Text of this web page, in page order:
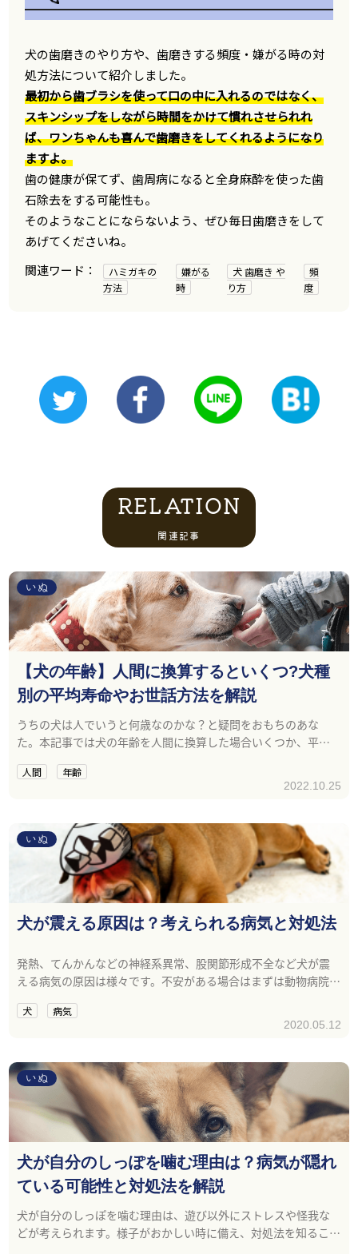
犬の歯磨きのやり方や、歯磨きする頻度・嫌がる時の対
処方法について紹介しました。
最初から歯ブラシを使って口の中に入れるのではなく、
スキンシップをしながら時間をかけて慣れさせられれ
ば、ワンちゃんも喜んで歯磨きをしてくれるようになり
ますよ。
歯の健康が保てず、歯周病になると全身麻酔を使った歯
石除去をする可能性も。
そのようなことにならないよう、ぜひ毎日歯磨きをして
あげてくださいね。
ハミガキの
方法
嫌がる
時
犬 歯磨き や
り方
頻
度
RELATION
関連記事
いぬ
【犬の年齢】人間に換算するといくつ?犬種
別の平均寿命やお世話方法を解説
うちの犬は人でいうと何歳なのかな？と疑問をおもちのあな
た。本記事では犬の年齢を人間に換算した場合いくつか、平均
人間 年齢
2022.10.25
いぬ
犬が震える原因は？考えられる病気と対処法
発熱、てんかんなどの神経系異常、股関節形成不全など犬が震
える病気の原因は様々です。不安がある場合はまずは動物病院で
犬 病気
2020.05.12
いぬ
犬が自分のしっぽを噛む理由は？病気が隠れ
ている可能性と対処法を解説
犬が自分のしっぽを噛む理由は、遊び以外にストレスや怪我な
どが考えられます。様子がおかしい時に備え、対処法を知ること